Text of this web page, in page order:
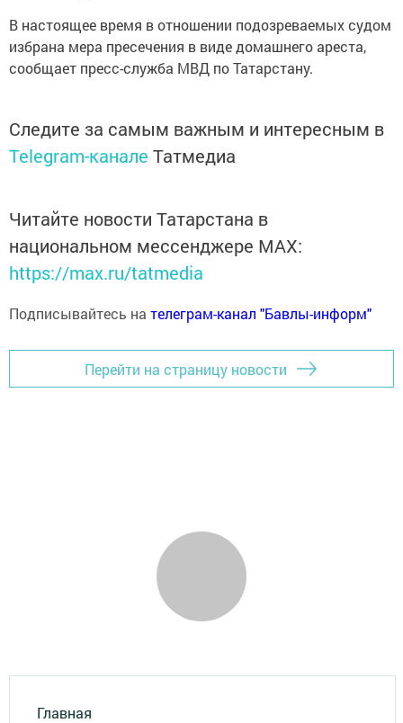
В настоящее время в отношении подозреваемых судом
избрана мера пресечения в виде домашнего ареста,
сообщает пресс-служба МВД по Татарстану.
Следите за самым важным и интересным в
Telegram-канале Татмедиа
Читайте новости Татарстана в
национальном мессенджере MАХ:
https://max.ru/tatmedia
Подписывайтесь на телеграм-канал "Бавлы-информ"
Перейти на страницу новости
Главная